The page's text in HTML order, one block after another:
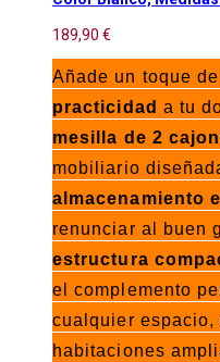
189,90 €
Añade un toque
practicidad a tu
mesilla de 2
mobiliario
almacenamiento
renunciar al buen
estructura
el complemento
cualquier espacio,
habitaciones